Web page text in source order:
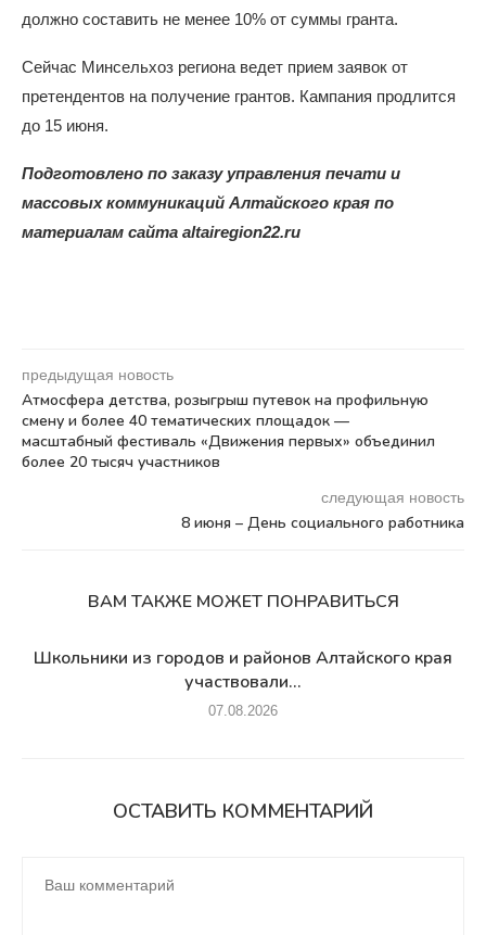
должно составить не менее 10% от суммы гранта.
Сейчас Минсельхоз региона ведет прием заявок от
претендентов на получение грантов. Кампания продлится
до 15 июня.
Подготовлено по заказу управления печати и
массовых коммуникаций Алтайского края по
материалам сайта altairegion22.ru
предыдущая новость
Атмосфера детства, розыгрыш путевок на профильную
смену и более 40 тематических площадок —
масштабный фестиваль «Движения первых» объединил
более 20 тысяч участников
следующая новость
8 июня – День социального работника
ВАМ ТАКЖЕ МОЖЕТ ПОНРАВИТЬСЯ
Школьники из городов и районов Алтайского края
участвовали...
07.08.2026
ОСТАВИТЬ КОММЕНТАРИЙ